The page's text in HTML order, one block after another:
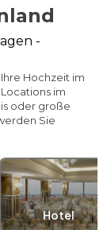
-
Hochzeit im
im
oder große
Sie
Hotel